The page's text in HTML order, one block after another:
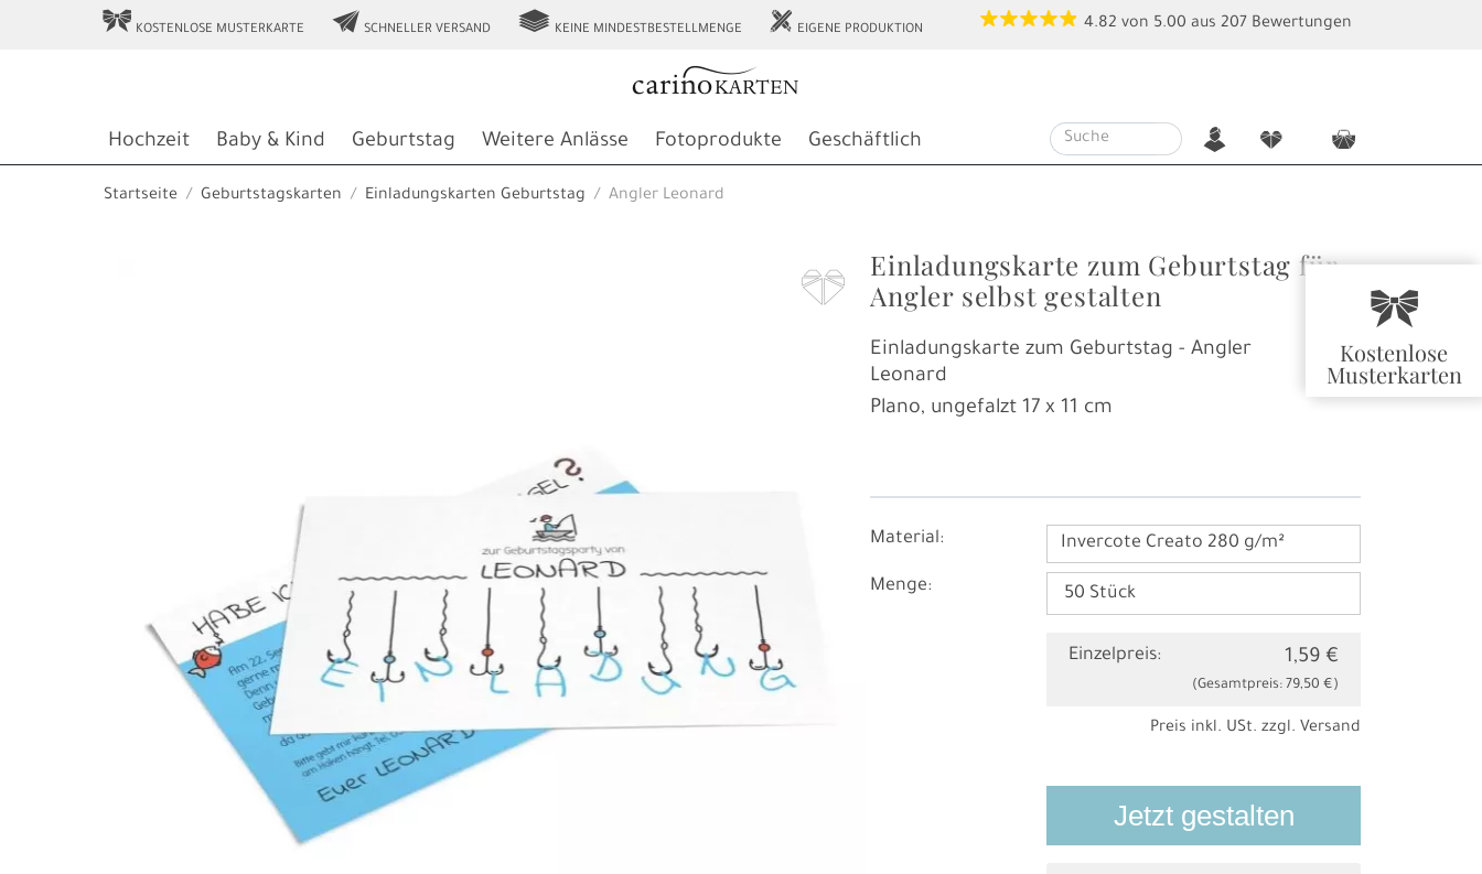
r
Kostenlose
Musterkarten
r KOSTENLOSE MUSTERKARTE e SCHNELLER VERSAND g KEINE MINDESTBESTELLMENGE h EIGENE PRODUKTION 4.82 von 5.00 aus 207 Bewertungen
Hochzeit Baby & Kind Geburtstag Weitere Anlässe Fotoprodukte Geschäftlich n f c
Startseite Geburtstagskarten Einladungskarten Geburtstag Angler Leonard
F
Einladungskarte zum Geburtstag für
Angler selbst gestalten
Einladungskarte zum Geburtstag - Angler
Leonard
Plano, ungefalzt 17 x 11 cm
Material: Invercote Creato 280 g/m²
Menge:
Einzelpreis: 1,59 €
(Gesamtpreis: 79,50 €)
Preis inkl. USt. zzgl. Versand
Jetzt gestalten